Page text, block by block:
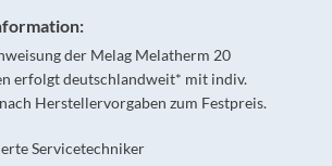
der Melag Melatherm 20
erfolgt deutschlandweit* mit indiv.
Herstellervorgaben zum Festpreis.
Servicetechniker